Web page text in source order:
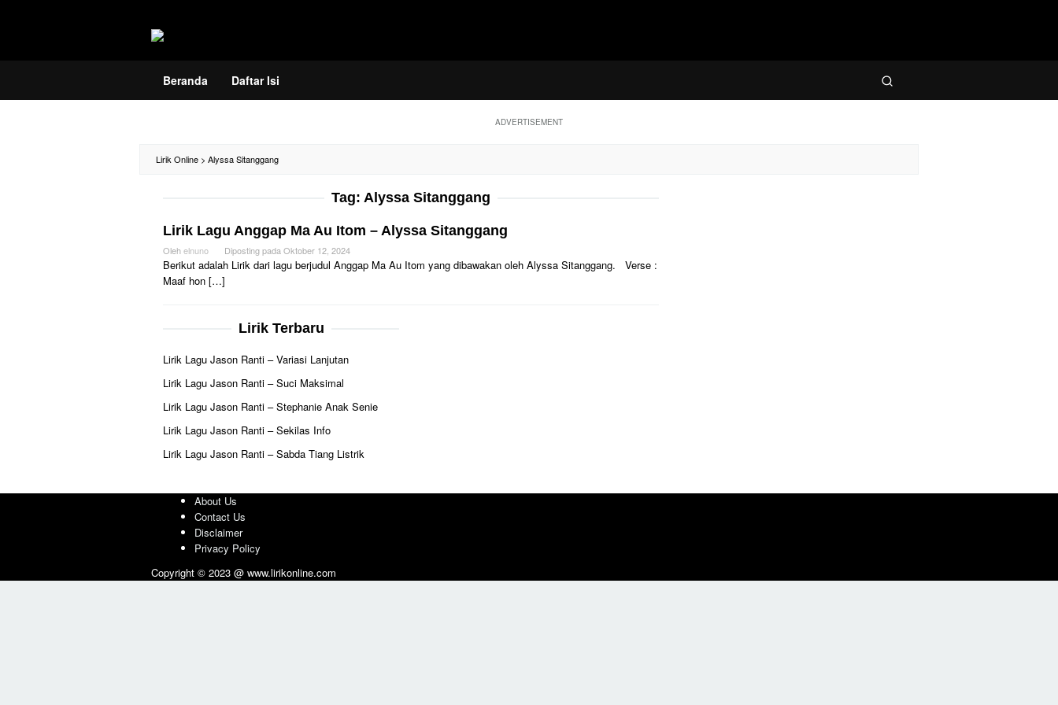
Beranda Daftar Isi
ADVERTISEMENT
Lirik Online > Alyssa Sitanggang
Tag: Alyssa Sitanggang
Lirik Lagu Anggap Ma Au Itom – Alyssa Sitanggang
Olehelnuno Diposting pada Oktober 12, 2024
Berikut adalah Lirik dari lagu berjudul Anggap Ma Au Itom yang dibawakan oleh Alyssa Sitanggang. Verse :
Maaf hon […]
Lirik Terbaru
Lirik Lagu Jason Ranti – Variasi Lanjutan
Lirik Lagu Jason Ranti – Suci Maksimal
Lirik Lagu Jason Ranti – Stephanie Anak Senie
Lirik Lagu Jason Ranti – Sekilas Info
Lirik Lagu Jason Ranti – Sabda Tiang Listrik
About Us
Contact Us
Disclaimer
Privacy Policy
Copyright © 2023 @ www.lirikonline.com